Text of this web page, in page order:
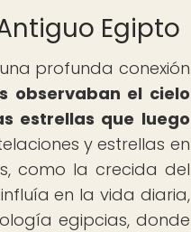
Egipto
profunda conexión
observaban el cielo
estrellas que luego
y estrellas en
como la crecida del
en la vida diaria,
egipcias, donde